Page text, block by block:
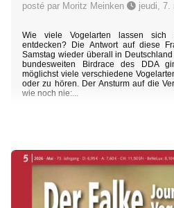
posté par Moritz Meinken jeudi, 7.
Wie viele Vogelarten lassen sich
entdecken? Die Antwort auf diese
Samstag wieder überall in
bundesweiten Birdrace des DDA
möglichst viele verschiedene
oder zu hören. Der Ansturm auf die
wie noch nie:...